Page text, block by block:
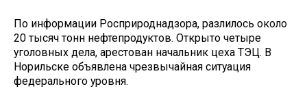
По информации Росприроднадзора, разлилось около
20 тысяч тонн нефтепродуктов. Открыто четыре
уголовных дела, арестован начальник цеха ТЭЦ. В
Норильске объявлена чрезвычайная ситуация
федерального уровня.